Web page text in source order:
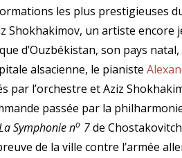
les plus prestigieuses
Shokhakimov, un artiste encore
d’Ouzbékistan, son pays natal,
alsacienne, le pianiste
par l’orchestre et Aziz
passée par la
Symphonie no7de
de la ville contre l’armée